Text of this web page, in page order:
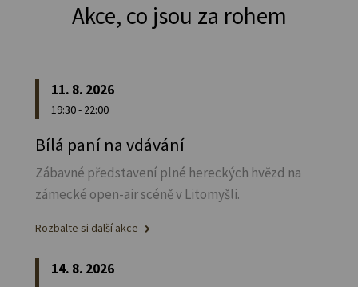
Akce, co jsou za rohem
11. 8. 2026
19:30 - 22:00
Bílá paní na vdávání
Zábavné představení plné hereckých hvězd na
zámecké open-air scéně v Litomyšli.
Rozbalte si další akce
14. 8. 2026